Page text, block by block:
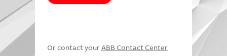
Or contact your ABB Contact Center